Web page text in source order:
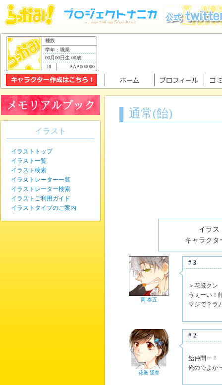
種族
学年：職業
00月00日生 00歳
AAA000000
通常(飴)
イラス
キャラクタ
周 泰五
#3
＞花厳クン
うぇーい！
マジで？ラ
花厳 望春
#2
飴仲間ー！
俺のでよか
イラスト
イラストトップ
イラスト一覧
イラスト検索
イラストレーター一覧
イラストレーター検索
イラストご利用ガイド
イラストタイプのご案内